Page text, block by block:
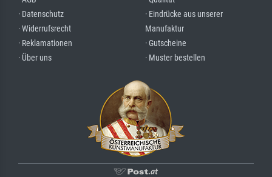
· Datenschutz
· Widerrufsrecht
· Reklamationen
· Über uns
· Eindrücke aus unserer
Manufaktur
· Gutscheine
· Muster bestellen